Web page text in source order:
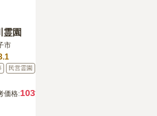
霊園
市
民営霊園
価格:103万円～